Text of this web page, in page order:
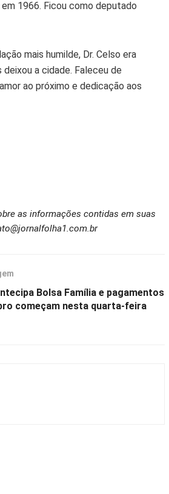
1966. Ficou como deputado
mais humilde, Dr. Celso era
deixou a cidade. Faleceu de
ao próximo e dedicação aos
as informações contidas em suas
Bolsa Família e pagamentos
começam nesta quarta-feira